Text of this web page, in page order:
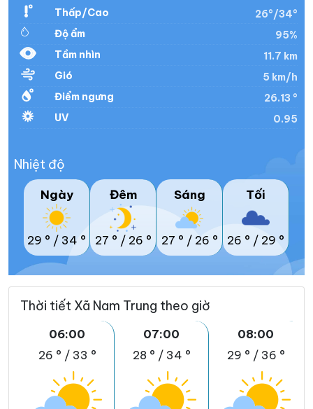
Thấp/Cao
26°/34°
Độ ẩm
95%
Tầm nhìn
11.7 km
Gió
5 km/h
Điểm ngưng
26.13 °
UV
0.95
Nhiệt độ
Ngày
29 ° / 34 °
Đêm
27 ° / 26 °
Sáng
27 ° / 26 °
Tối
26 ° / 29 °
Thời tiết Xã Nam Trung theo giờ
06:00
26 ° / 33 °
07:00
28 ° / 34 °
08:00
29 ° / 36 °